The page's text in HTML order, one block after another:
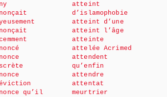
qu’il
atteint
d’islamophobie
atteint d’une
atteint l’âge
atteinte
attelée Acrimed
attendent
qu’enfin
attendre
attentat
meurtrier